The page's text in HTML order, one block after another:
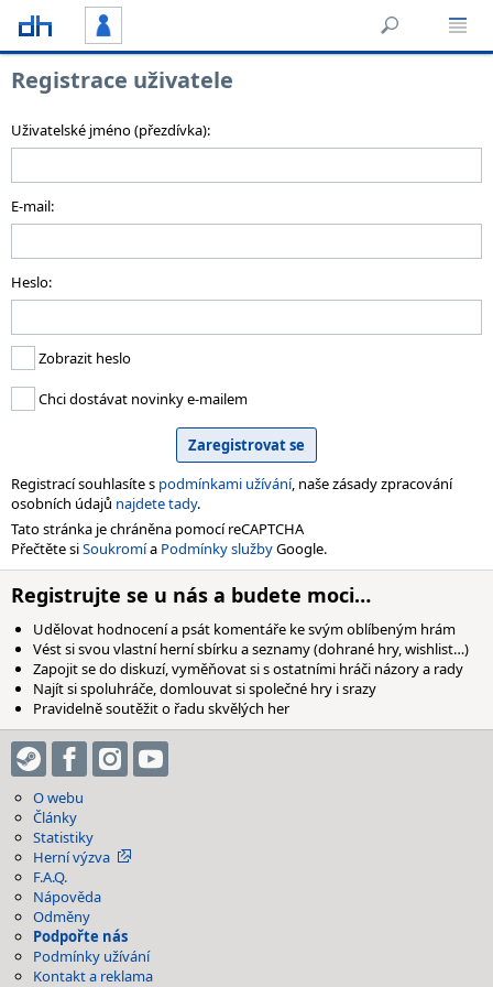
Registrace uživatele
Uživatelské jméno (přezdívka):
E-mail:
Heslo:
Zobrazit heslo
Chci dostávat novinky e-mailem
Registrací souhlasíte s podmínkami užívání, naše zásady zpracování
osobních údajů najdete tady.
Tato stránka je chráněna pomocí reCAPTCHA
Přečtěte siSoukromía Podmínky službyGoogle.
Registrujte se u nás a budete moci…
Udělovat hodnocení a psát komentáře ke svým oblíbeným hrám
Vést si svou vlastní herní sbírku a seznamy (dohrané hry, wishlist…)
Zapojit se do diskuzí, vyměňovat si s ostatními hráči názory a rady
Najít si spoluhráče, domlouvat si společné hry i srazy
Pravidelně soutěžit o řadu skvělých her
O webu
Články
Statistiky
Herní výzva
F.A.Q.
Nápověda
Odměny
Podpořte nás
Podmínky užívání
Kontakt a reklama